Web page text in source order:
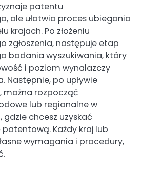
patentu
ale ułatwia proces ubiegania
krajach. Po złożeniu
zgłoszenia, następuje etap
badania wyszukiwania, który
i poziom wynalazczy
Następnie, po upływie
można rozpocząć
lub regionalne w
chcesz uzyskać
Każdy kraj lub
wymagania i procedury,